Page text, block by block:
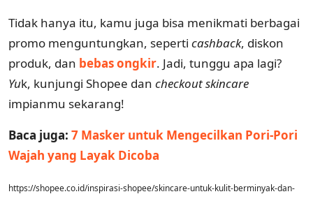
Tidak hanya itu, kamu juga bisa menikmati berbagai
promo menguntungkan, seperti cashback, diskon
produk, dan bebas ongkir. Jadi, tunggu apa lagi?
Yuk, kunjungi Shopee dan checkout skincare
impianmu sekarang!
Baca juga: 7 Masker untuk Mengecilkan Pori-Pori
Wajah yang Layak Dicoba
https://shopee.co.id/inspirasi-shopee/skincare-untuk-kulit-berminyak-dan-